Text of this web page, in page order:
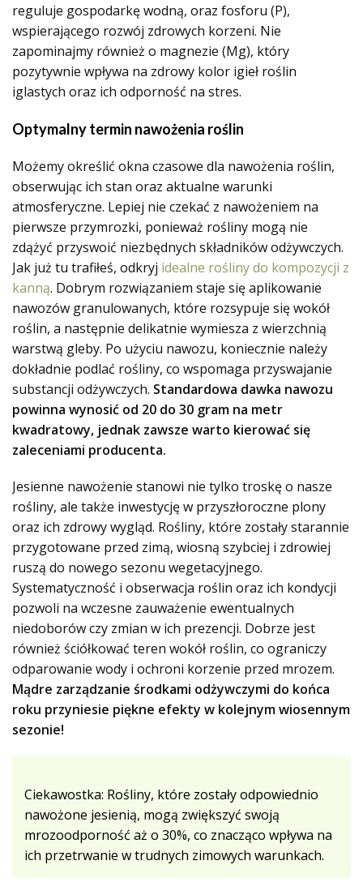
reguluje gospodarkę wodną, oraz fosforu (P),
wspierającego rozwój zdrowych korzeni. Nie
zapominajmy również o magnezie (Mg), który
pozytywnie wpływa na zdrowy kolor igieł roślin
iglastych oraz ich odporność na stres.
Optymalny termin nawożenia roślin
Możemy określić okna czasowe dla nawożenia roślin,
obserwując ich stan oraz aktualne warunki
atmosferyczne. Lepiej nie czekać z nawożeniem na
pierwsze przymrozki, ponieważ rośliny mogą nie
zdążyć przyswoić niezbędnych składników odżywczych.
Jak już tu trafiłeś, odkryj idealne rośliny do kompozycji z
kanną. Dobrym rozwiązaniem staje się aplikowanie
nawozów granulowanych, które rozsypuje się wokół
roślin, a następnie delikatnie wymiesza z wierzchnią
warstwą gleby. Po użyciu nawozu, koniecznie należy
dokładnie podlać rośliny, co wspomaga przyswajanie
substancji odżywczych. Standardowa dawka nawozu
powinna wynosić od 20 do 30 gram na metr
kwadratowy, jednak zawsze warto kierować się
zaleceniami producenta.
Jesienne nawożenie stanowi nie tylko troskę o nasze
rośliny, ale także inwestycję w przyszłoroczne plony
oraz ich zdrowy wygląd. Rośliny, które zostały starannie
przygotowane przed zimą, wiosną szybciej i zdrowiej
ruszą do nowego sezonu wegetacyjnego.
Systematyczność i obserwacja roślin oraz ich kondycji
pozwoli na wczesne zauważenie ewentualnych
niedoborów czy zmian w ich prezencji. Dobrze jest
również ściółkować teren wokół roślin, co ograniczy
odparowanie wody i ochroni korzenie przed mrozem.
Mądre zarządzanie środkami odżywczymi do końca
roku przyniesie piękne efekty w kolejnym wiosennym
sezonie!
Ciekawostka: Rośliny, które zostały odpowiednio
nawożone jesienią, mogą zwiększyć swoją
mrozoodporność aż o 30%, co znacząco wpływa na
ich przetrwanie w trudnych zimowych warunkach.